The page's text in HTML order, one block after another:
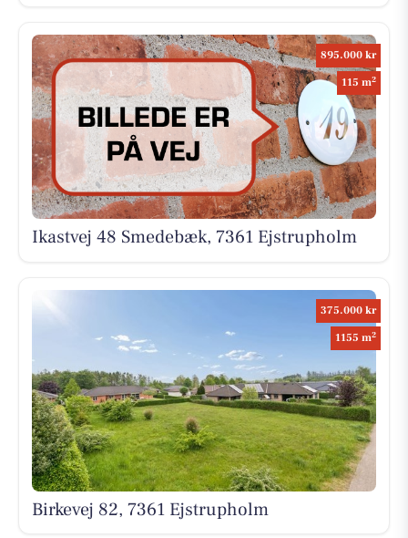
895.000 kr
115 m2
Ikastvej 48 Smedebæk, 7361 Ejstrupholm
375.000 kr
1155 m2
Birkevej 82, 7361 Ejstrupholm